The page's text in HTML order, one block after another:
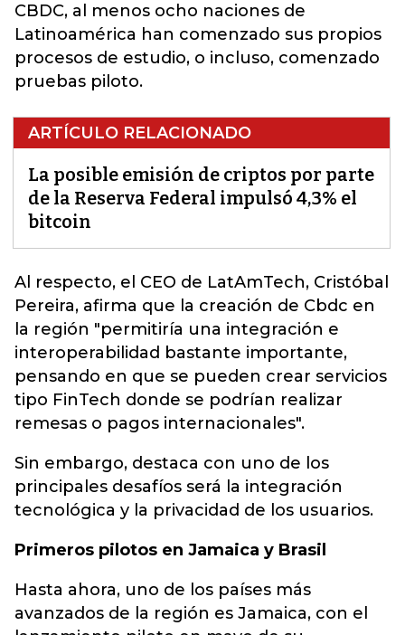
CBDC, al menos ocho naciones de
Latinoamérica han comenzado sus propios
procesos de estudio, o incluso, comenzado
pruebas piloto.
ARTÍCULO RELACIONADO
La posible emisión de criptos por parte
de la Reserva Federal impulsó 4,3% el
bitcoin
Al respecto, el CEO de LatAmTech, Cristóbal
Pereira, afirma que la creación de Cbdc en
la región "permitiría una integración e
interoperabilidad bastante importante,
pensando en que se pueden crear servicios
tipo FinTech donde se podrían realizar
remesas o pagos internacionales".
Sin embargo, destaca con uno de los
principales desafíos será la integración
tecnológica y la privacidad de los usuarios.
Primeros pilotos en Jamaica y Brasil
Hasta ahora, uno de los países más
avanzados de la región es Jamaica, con el